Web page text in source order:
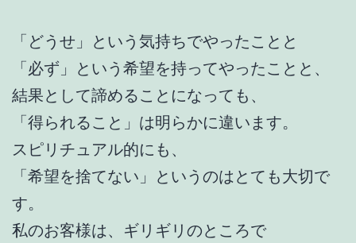
「どうせ」という気持ちでやったことと
「必ず」という希望を持ってやったことと、
結果として諦めることになっても、
「得られること」は明らかに違います。
スピリチュアル的にも、
「希望を捨てない」というのはとても大切で
す。
私のお客様は、ギリギリのところで